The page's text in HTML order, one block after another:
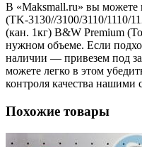
В «Maksmаll.ru» вы можете
(TK-3130//3100/3110/1110/
(кан. 1кг) B&W Premium
нужном объеме. Если
наличии — привезем под
можете легко в этом
контроля качества нашими
Похожие товары